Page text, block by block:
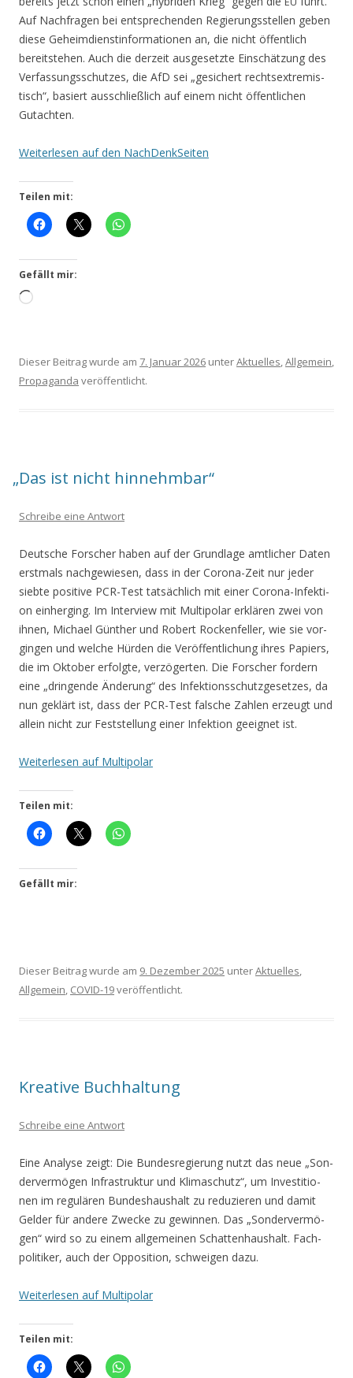
Auf Nach­fra­gen bei ent­spre­chen­den Regie­rungs­stel­len geben
die­se Geheim­dienst­in­for­ma­tio­nen an, die nicht öffent­lich
bereit­ste­hen. Auch die der­zeit aus­ge­setz­te Ein­schät­zung des
Ver­fas­sungs­schut­zes, die AfD sei „gesi­chert rechts­extre­mis­
tisch“, basiert aus­schließ­lich auf einem nicht öffent­li­chen
Gutachten.
Wei­ter­le­sen auf den NachDenkSeiten
Teilen mit:
Gefällt mir:
Wird
Dieser Beitrag wurde am 7. Januar 2026 unterAktuelles,Allgemein,
Propaganda veröffentlicht.
„Das ist nicht hinnehmbar“
Schreibe eine Antwort
Deut­sche For­scher haben auf der Grund­la­ge amt­li­cher Daten
erst­mals nach­ge­wie­sen, dass in der Coro­na-Zeit nur jeder
sieb­te posi­ti­ve PCR-Test tat­säch­lich mit einer Coro­na-Infek­ti­
on ein­her­ging. Im Inter­view mit Mul­ti­po­lar erklä­ren zwei von
ihnen, Micha­el Gün­ther und Robert Rocken­fel­ler, wie sie vor­
gin­gen und wel­che Hür­den die Ver­öf­fent­li­chung ihres Papiers,
die im Okto­ber erfolg­te, ver­zö­ger­ten. Die For­scher for­dern
eine „drin­gen­de Ände­rung“ des Infek­ti­ons­schutz­ge­set­zes, da
nun geklärt ist, dass der PCR-Test fal­sche Zah­len erzeugt und
allein nicht zur Fest­stel­lung einer Infek­ti­on geeig­net ist.
Wei­ter­le­sen auf Multipolar
Teilen mit:
Gefällt mir:
Dieser Beitrag wurde am 9. Dezember 2025 unterAktuelles,
Allgemein, COVID-19veröffentlicht.
Kreative Buchhaltung
Schreibe eine Antwort
Eine Ana­ly­se zeigt: Die Bun­des­re­gie­rung nutzt das neue „Son­
der­ver­mö­gen Infra­struk­tur und Kli­ma­schutz“, um Inves­ti­tio­
nen im regu­lä­ren Bun­des­haus­halt zu redu­zie­ren und damit
Gel­der für ande­re Zwe­cke zu gewin­nen. Das „Son­der­ver­mö­
gen“ wird so zu einem all­ge­mei­nen Schat­ten­haus­halt. Fach­
po­li­ti­ker, auch der Oppo­si­ti­on, schwei­gen dazu.
Wei­ter­le­sen auf Multipolar
Teilen mit: